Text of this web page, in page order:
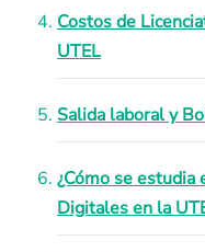
Costos de
UTEL
Salida laboral y
¿Cómo se estudia
Digitales en la